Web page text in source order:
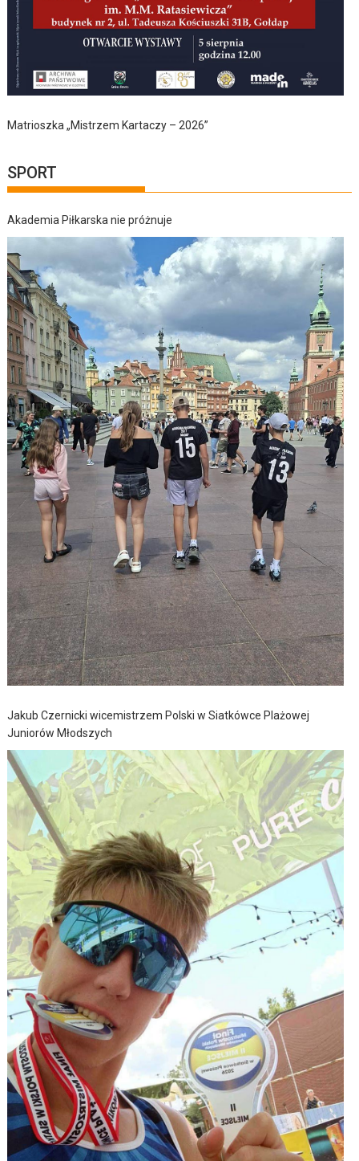
Matrioszka „Mistrzem Kartaczy – 2026”
SPORT
Akademia Piłkarska nie próżnuje
Jakub Czernicki wicemistrzem Polski w Siatkówce Plażowej
Juniorów Młodszych